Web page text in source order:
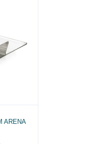
ARENA